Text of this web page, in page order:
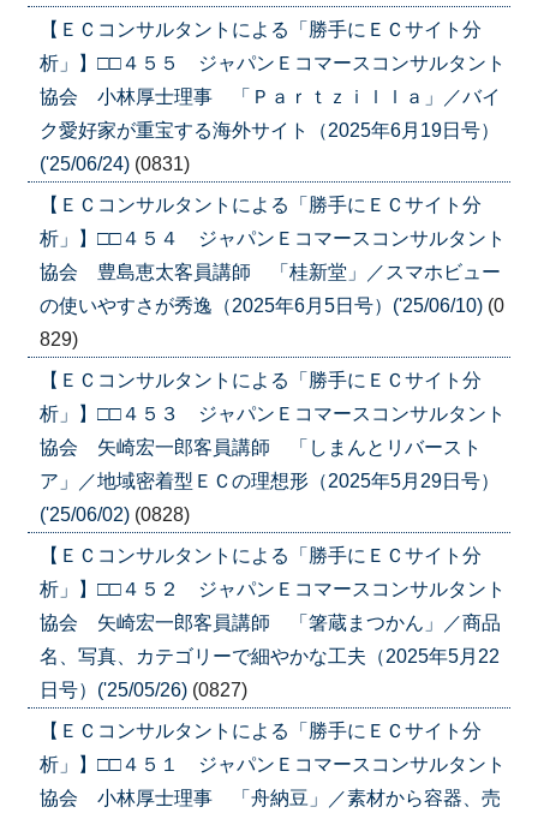
【ＥＣコンサルタントによる「勝手にＥＣサイト分
析」】□□４５５ ジャパンＥコマースコンサルタント
協会 小林厚士理事 「Ｐａｒｔｚｉｌｌａ」／バイ
ク愛好家が重宝する海外サイト（2025年6月19日号）
('25/06/24) (0831)
【ＥＣコンサルタントによる「勝手にＥＣサイト分
析」】□□４５４ ジャパンＥコマースコンサルタント
協会 豊島恵太客員講師 「桂新堂」／スマホビュー
の使いやすさが秀逸（2025年6月5日号）('25/06/10) (0
829)
【ＥＣコンサルタントによる「勝手にＥＣサイト分
析」】□□４５３ ジャパンＥコマースコンサルタント
協会 矢崎宏一郎客員講師 「しまんとリバースト
ア」／地域密着型ＥＣの理想形（2025年5月29日号）
('25/06/02) (0828)
【ＥＣコンサルタントによる「勝手にＥＣサイト分
析」】□□４５２ ジャパンＥコマースコンサルタント
協会 矢崎宏一郎客員講師 「箸蔵まつかん」／商品
名、写真、カテゴリーで細やかな工夫（2025年5月22
日号）('25/05/26) (0827)
【ＥＣコンサルタントによる「勝手にＥＣサイト分
析」】□□４５１ ジャパンＥコマースコンサルタント
協会 小林厚士理事 「舟納豆」／素材から容器、売